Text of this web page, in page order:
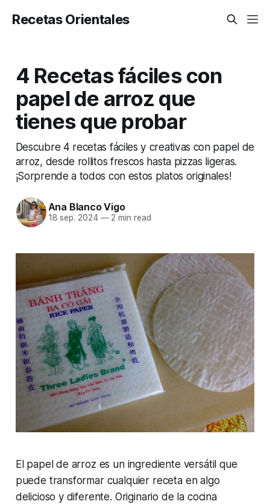
Recetas Orientales
4 Recetas fáciles con
papel de arroz que
tienes que probar
Descubre 4 recetas fáciles y creativas con papel de
arroz, desde rollitos frescos hasta pizzas ligeras.
¡Sorprende a todos con estos platos originales!
Ana Blanco Vigo
18 sep. 2024 —2 min read
El papel de arroz es un ingrediente versátil que
puede transformar cualquier receta en algo
delicioso y diferente. Originario de la cocina